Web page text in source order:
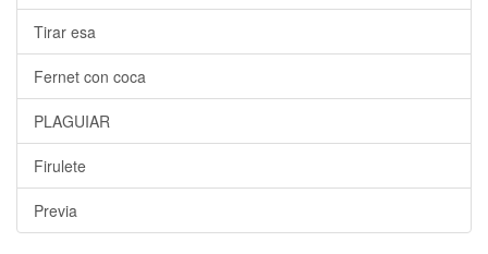
Tirar esa
Fernet con coca
PLAGUIAR
Firulete
Previa